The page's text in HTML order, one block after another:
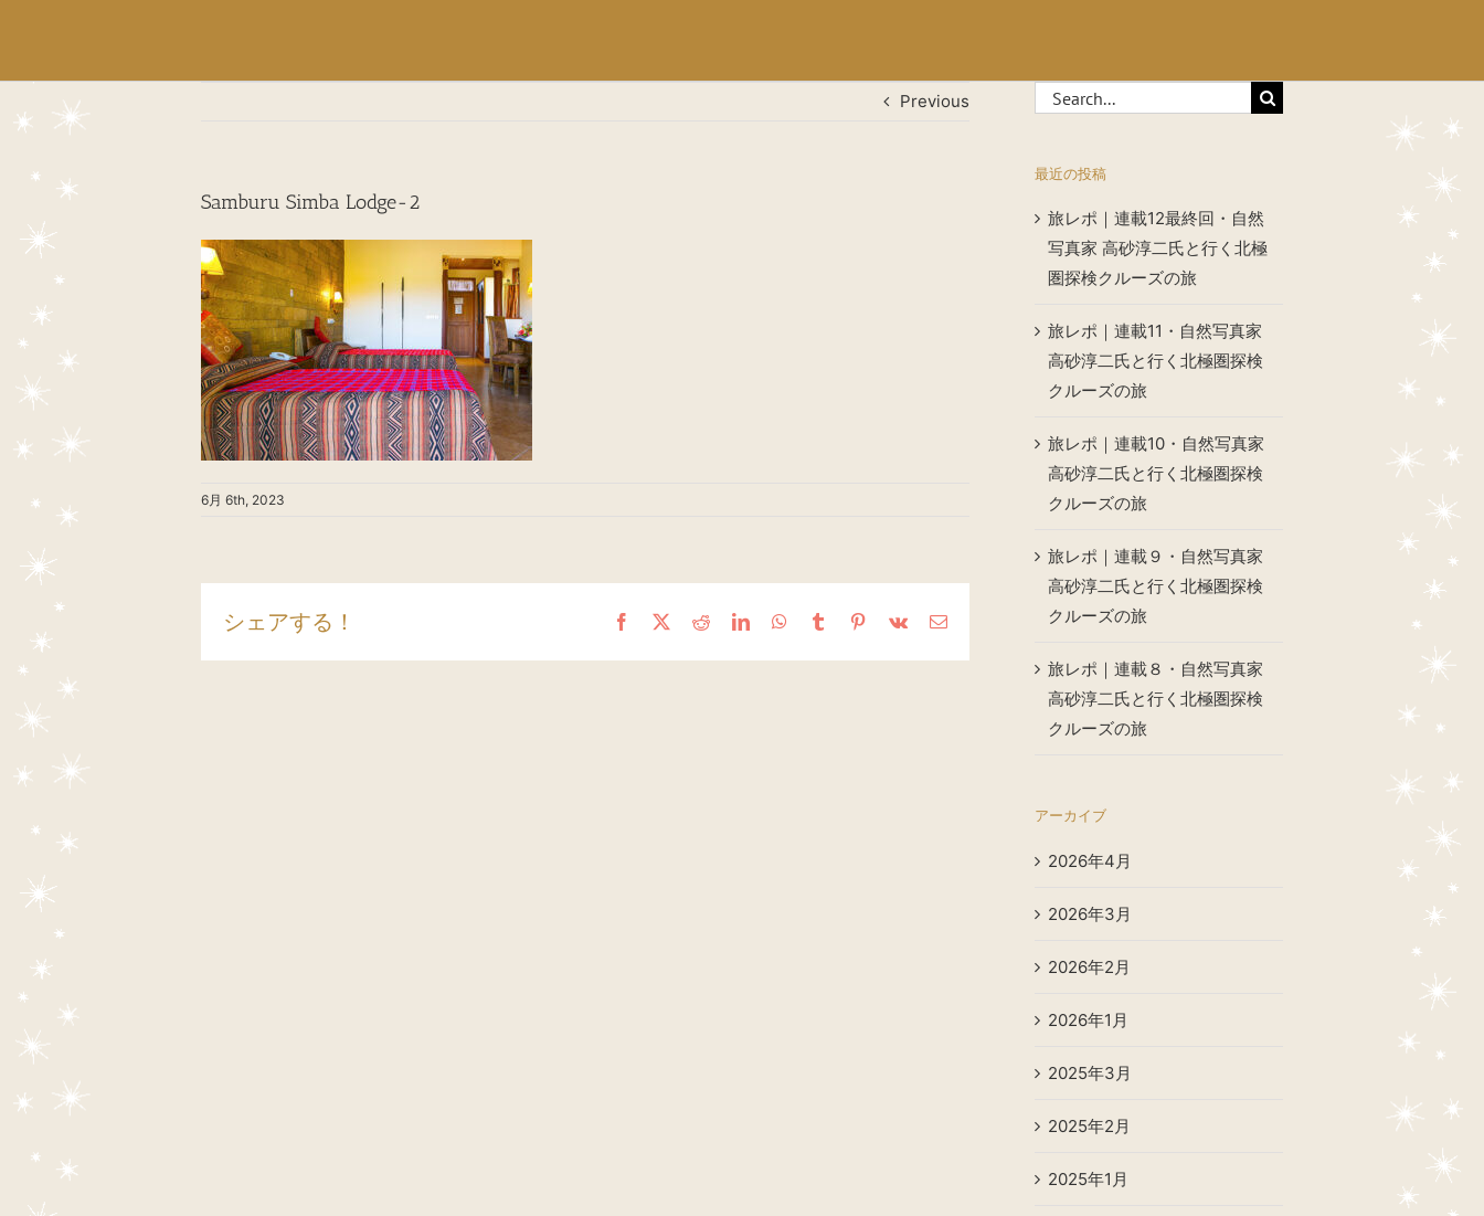
Previous
Samburu Simba Lodge-2
6月 6th, 2023
シェアする！ Facebook
X RedditLinkedInWhatsApp
TumblrPinterest
Vk Email
Search
for:
最近の投稿
旅レポ｜連載12最終回・自然
写真家 高砂淳二氏と行く北極
圏探検クルーズの旅
旅レポ｜連載11・自然写真家
高砂淳二氏と行く北極圏探検
クルーズの旅
旅レポ｜連載10・自然写真家
高砂淳二氏と行く北極圏探検
クルーズの旅
旅レポ｜連載９・自然写真家
高砂淳二氏と行く北極圏探検
クルーズの旅
旅レポ｜連載８・自然写真家
高砂淳二氏と行く北極圏探検
クルーズの旅
アーカイブ
2026年4月
2026年3月
2026年2月
2026年1月
2025年3月
2025年2月
2025年1月